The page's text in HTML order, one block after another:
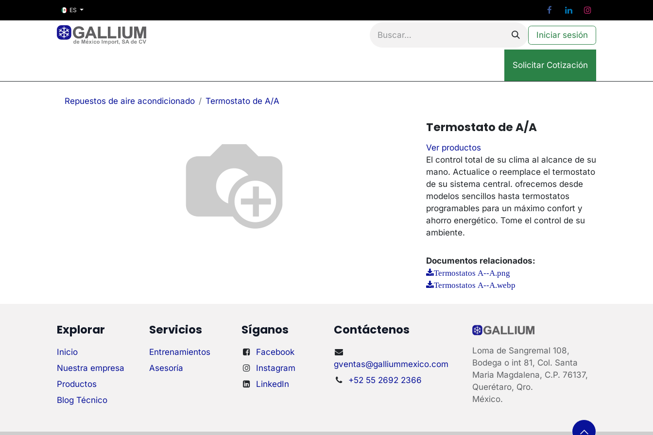
ES
Iniciar sesión
Solicitar Cotización
Repuestos de aire acondicionado Termostato de A/A
Termostato de A/A
Ver productos
El control total de su clima al alcance de su
mano. Actualice o reemplace el termostato
de su sistema central. ofrecemos desde
modelos sencillos hasta termostatos
programables para un máximo confort y
ahorro energético. Tome el control de su
ambiente.
Documentos relacionados:
Termostatos A--A.png
Termostatos A--A.webp
Explorar
Inicio
Nuestra empresa
Productos
Blog Técnico
Servicios
Entrenamientos
Asesoría
Síganos
Facebook
Instagram
LinkedIn
Contáctenos
gventas@galliummexico.com
+52 55 2692 2366
Loma de Sangremal 108,
Bodega o int 81, Col. Santa
Maria Magdalena, C.P. 76137,
Querétaro, Qro.
México.